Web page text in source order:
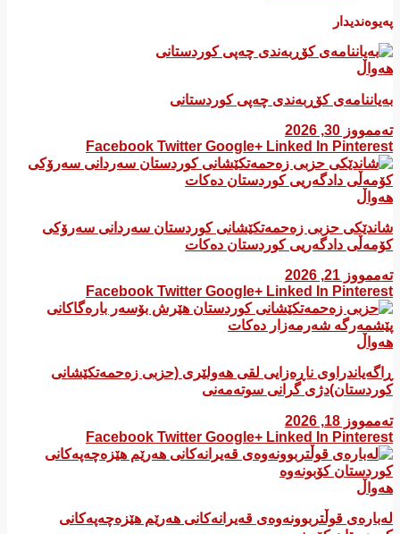
پەیوەندیدار
هەواڵ
بەیاننامەی کۆڕبەندی چەپی کوردستانی
تەممووز 30, 2026
Facebook Twitter Google+ Linked In Pinterest
هەواڵ
شاندێکی حزبی زەحمەتکێشانی کوردستان سەردانی سەرۆکی
کۆمەڵی دادگەریی کوردستان دەکات
تەممووز 21, 2026
Facebook Twitter Google+ Linked In Pinterest
هەواڵ
ڕاگەیاندراوی ناڕەزایی لقی هەولێری (حزبی زەحمەتکێشانی
کوردستان)دژی گرانی سوتەمەنی
تەممووز 18, 2026
Facebook Twitter Google+ Linked In Pinterest
هەواڵ
لەبارەی قوڵتربوونەوەی قەیرانەكانی هەرێم هێزەچەپەكانی